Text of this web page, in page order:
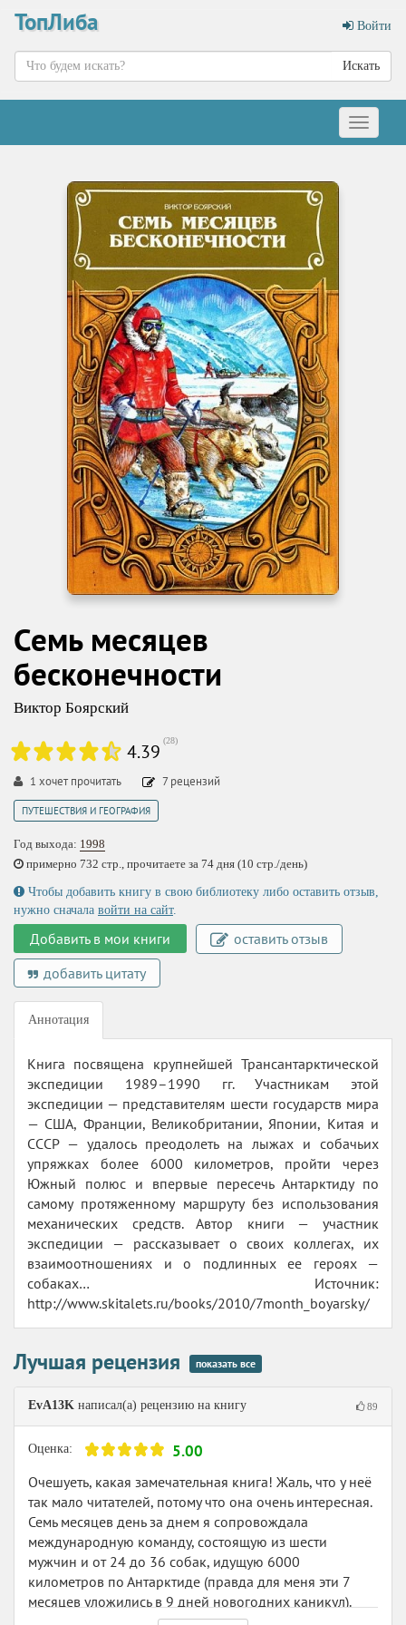
ТопЛиба Войти
Искать
Меню
Семь месяцев
бесконечности
Виктор Боярский
4.39 (28)
1 хочет прочитать 7рецензий
ПУТЕШЕСТВИЯ И ГЕОГРАФИЯ
Год выхода: 1998
примерно 732 стр., прочитаете за 74 дня (10 стр./день)
Чтобы добавить книгу в свою библиотеку либо оставить отзыв,
нужно сначала войти на сайт.
Добавить в мои книги
оставить отзыв
добавить цитату
Аннотация
Книга посвящена крупнейшей Трансантарктической
экспедиции 1989–1990 гг. Участникам этой
экспедиции — представителям шести государств мира
— США, Франции, Великобритании, Японии, Китая и
СССР — удалось преодолеть на лыжах и собачьих
упряжках более 6000 километров, пройти через
Южный полюс и впервые пересечь Антарктиду по
самому протяженному маршруту без использования
механических средств. Автор книги — участник
экспедиции — рассказывает о своих коллегах, их
взаимоотношениях и о подлинных ее героях —
собаках… Источник:
http://www.skitalets.ru/books/2010/7month_boyarsky/
Лучшая рецензия показать все
EvA13K написал(а) рецензию на книгу 89
Оценка: 5.00
Очешуеть, какая замечательная книга! Жаль, что у неё
так мало читателей, потому что она очень интересная.
Семь месяцев день за днем я сопровождала
международную команду, состоящую из шести
мужчин и от 24 до 36 собак, идущую 6000
километров по Антарктиде (правда для меня эти 7
месяцев уложились в 9 дней новогодних каникул).
Погода за окном, держащаяся в диапазоне от - 17 до